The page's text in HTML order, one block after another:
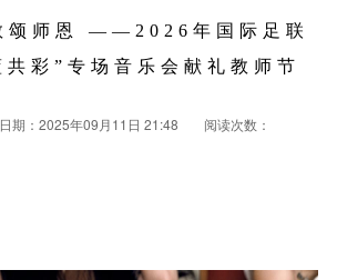
颂师恩 ——2026年国际足联
共彩”专场音乐会献礼教师节
期：2025年09月11日 21:48 阅读次数：